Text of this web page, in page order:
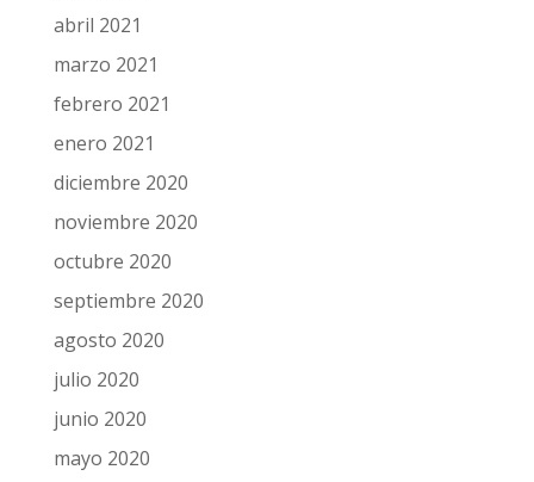
abril 2021
marzo 2021
febrero 2021
enero 2021
diciembre 2020
noviembre 2020
octubre 2020
septiembre 2020
agosto 2020
julio 2020
junio 2020
mayo 2020